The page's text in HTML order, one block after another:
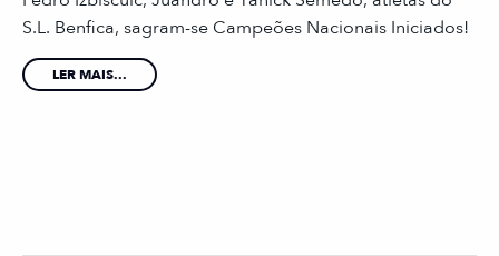
S.L. Benfica, sagram-se Campeões Nacionais Iniciados!
LER MAIS...